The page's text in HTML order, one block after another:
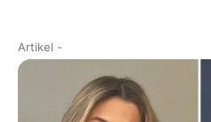
Artikel -